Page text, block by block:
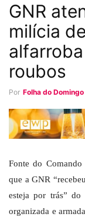
GNR
milícia
roubos
Por Folha do Domingo
Fonte do
que a GNR
esteja por trás”
organizada e